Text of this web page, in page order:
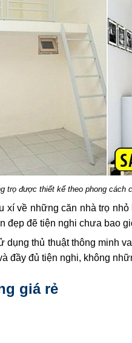
trọ được thiết kế theo phong cách
về những căn nhà trọ
đẹp đẽ tiện nghi chưa bao
thủ thuật thông minh
đầy đủ tiện nghi, không
giá rẻ